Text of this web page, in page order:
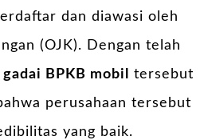
dan diawasi oleh
(OJK). Dengan telah
BPKB mobil
tersebut
perusahaan tersebut
yang baik.